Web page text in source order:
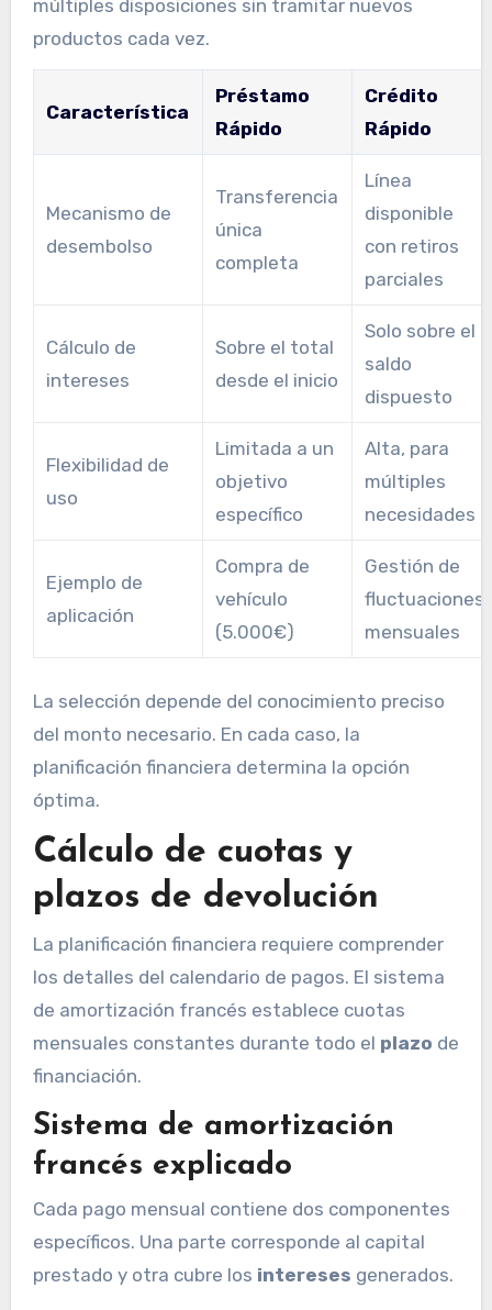
múltiples disposiciones sin tramitar nuevos
productos cada vez.
Característica
Préstamo
Rápido
Crédito
Rápido
Mecanismo de
desembolso
Transferencia
única
completa
Línea
disponible
con retiros
parciales
Cálculo de
intereses
Sobre el total
desde el inicio
Solo sobre el
saldo
dispuesto
Flexibilidad de
uso
Limitada a un
objetivo
específico
Alta, para
múltiples
necesidades
Ejemplo de
aplicación
Compra de
vehículo
(5.000€)
Gestión de
fluctuaciones
mensuales
La selección depende del conocimiento preciso
del monto necesario. En cada caso, la
planificación financiera determina la opción
óptima.
Cálculo de cuotas y
plazos de devolución
La planificación financiera requiere comprender
los detalles del calendario de pagos. El sistema
de amortización francés establece cuotas
mensuales constantes durante todo el plazo de
financiación.
Sistema de amortización
francés explicado
Cada pago mensual contiene dos componentes
específicos. Una parte corresponde al capital
prestado y otra cubre los intereses generados.